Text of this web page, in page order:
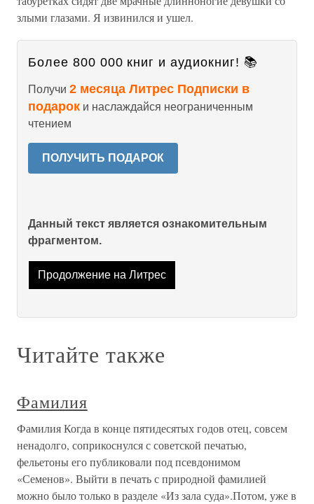
злыми глазами. Я извинился и ушел.
Более 800 000 книг и аудиокниг! 📚
Получи 2 месяца Литрес Подписки в
подарок и наслаждайся неограниченным
чтением
ПОЛУЧИТЬ ПОДАРОК
Данный текст является ознакомительным
фрагментом.
Продолжение на Литрес
Читайте также
Фамилия
Фамилия Когда в конце пятидесятых годов отец, совсем
ненадолго, соприкоснулся с советской печатью,
фельетоны его публиковали под псевдонимом
«Семенов». Выйти в печать с природной фамилией
можно было только в разделе «Из зала суда».Потом, уже в